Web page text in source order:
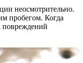
неосмотрительно.
пробегом. Когда
повреждений